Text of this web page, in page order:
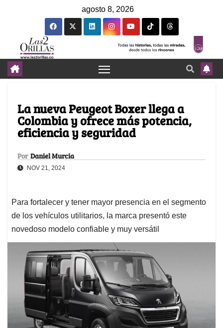
agosto 8, 2026
La nueva Peugeot Boxer llega a
Colombia y ofrece más potencia,
eficiencia y seguridad
Por Daniel Murcia
NOV 21, 2024
Para fortalecer y tener mayor presencia en el segmento
de los vehículos utilitarios, la marca presentó este
novedoso modelo confiable y muy versátil